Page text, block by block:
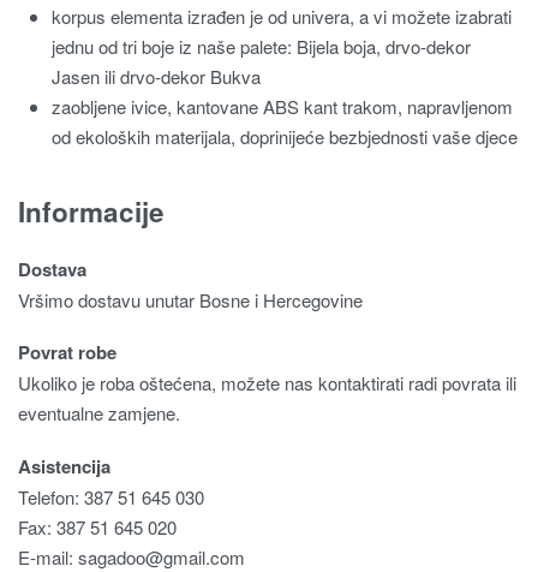
korpus elementa izrađen je od univera, a vi možete izabrati
jednu od tri boje iz naše palete: Bijela boja, drvo-dekor
Jasen ili drvo-dekor Bukva
zaobljene ivice, kantovane ABS kant trakom, napravljenom
od ekoloških materijala, doprinijeće bezbjednosti vaše djece
Informacije
Dostava
Vršimo dostavu unutar Bosne i Hercegovine
Povrat robe
Ukoliko je roba oštećena, možete nas kontaktirati radi povrata ili
eventualne zamjene.
Asistencija
Telefon: 387 51 645 030
Fax: 387 51 645 020
E-mail: sagadoo@gmail.com